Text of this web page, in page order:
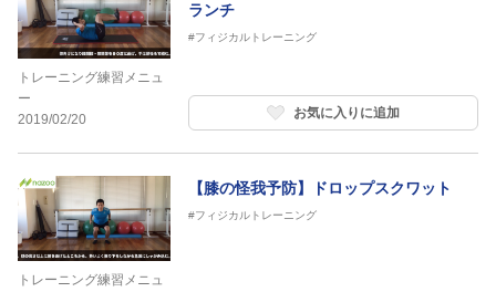
トレーニング練習メニュ
ー
2019/02/20
ランチ
#フィジカルトレーニング
お気に入りに追加
トレーニング練習メニュ
【膝の怪我予防】ドロップスクワット
#フィジカルトレーニング